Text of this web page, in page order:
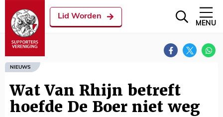
Lid Worden
MENU
NIEUWS
Wat Van Rhijn betreft
hoefde De Boer niet weg